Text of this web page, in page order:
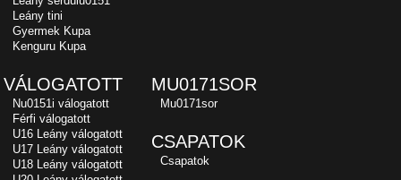
Leány tini
Gyermek Kupa
Kenguru Kupa
VÁLOGATOTT
Nu0151i válogatott
Férfi válogatott
U16 Leány válogatott
U17 Leány válogatott
U18 Leány válogatott
MU0171SOR
Mu0171sor
CSAPATOK
Csapatok